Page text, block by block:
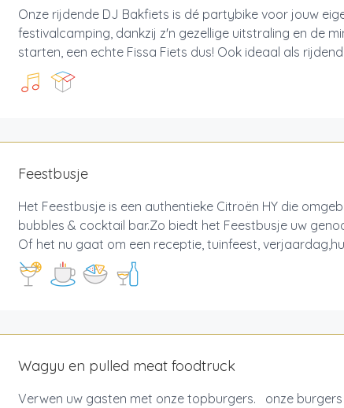
Onze rijdende DJ Bakfiets is dé partybike voor jouw
festivalcamping, dankzij z'n gezellige uitstraling en de
starten, een echte Fissa Fiets dus! Ook ideaal als
Feestbusje
Het Feestbusje is een authentieke Citroën HY die
bubbles & cocktail bar.Zo biedt het Feestbusje uw
Of het nu gaat om een receptie, tuinfeest,
Wagyu en pulled meat foodtruck
Verwen uw gasten met onze topburgers. onze burgers